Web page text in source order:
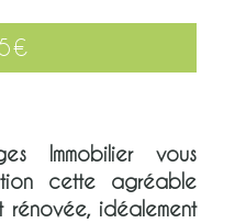
€
Immobilier vous
cette agréable
rénovée, idéalement